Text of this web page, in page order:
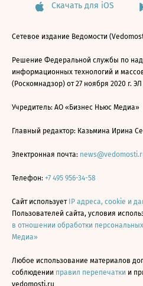
Скачать для iOS
Сетевое издание Ведомости
Решение Федеральной службы по
информационных технологий и
(Роскомнадзор) от 27 ноября 2020 г.
Учредитель: АО «Бизнес Ньюс Медиа»
Главный редактор: Казьмина Ирина
Электронная почта:
Телефон: +7 495 956-34-58
Сайт использует IP адреса, cookie и
Пользователей сайта, условия
в отношении обработки
Медиа»
Любое использование материалов
соблюдении правил перепечатки и
vedomosti.ru